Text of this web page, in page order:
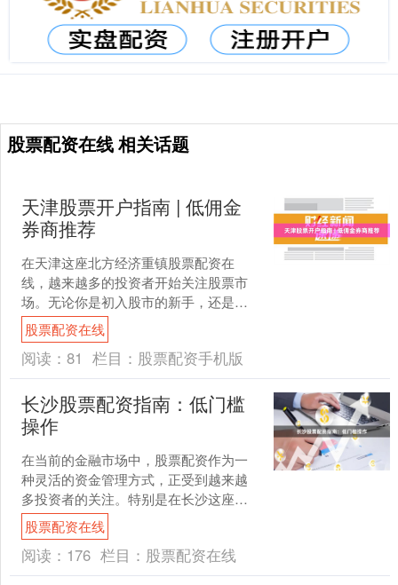
股票配资在线 相关话题
天津股票开户指南 | 低佣金
券商推荐
在天津这座北方经济重镇股票配资在
线，越来越多的投资者开始关注股票市
场。无论你是初入股市的新手，还是经
验丰富的老股民，选择一个合适的券商
和低佣金账户，都是投资路上....
股票配资在线
阅读： 81 栏目： 股票配资手机版
长沙股票配资指南：低门槛
操作
在当前的金融市场中，股票配资作为一
种灵活的资金管理方式，正受到越来越
多投资者的关注。特别是在长沙这座充
满活力的城市，配资服务以其低门槛和
便捷操作，成为许多中小投....
股票配资在线
阅读： 176 栏目： 股票配资在线